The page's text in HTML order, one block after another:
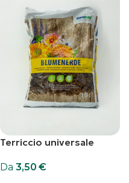
Terriccio universale
Da 3,50 €